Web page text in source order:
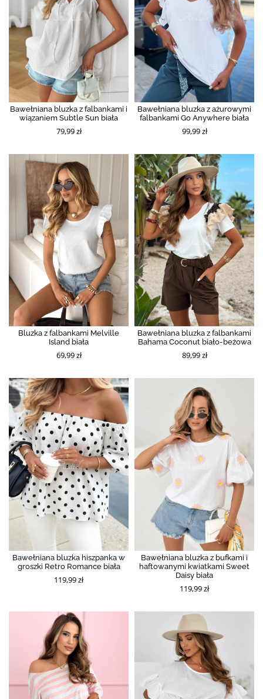
Bawełniana bluzka z falbankami i
wiązaniem Subtle Sun biała
79,99 zł
Bawełniana bluzka z ażurowymi
falbankami Go Anywhere biała
99,99 zł
Bluzka z falbankami Melville
Island biała
69,99 zł
Bawełniana bluzka z falbankami
Bahama Coconut biało-beżowa
89,99 zł
Bawełniana bluzka hiszpanka w
groszki Retro Romance biała
119,99 zł
Bawełniana bluzka z bufkami i
haftowanymi kwiatkami Sweet
Daisy biała
119,99 zł